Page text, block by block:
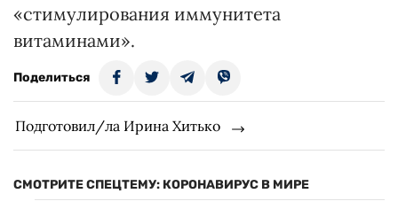
«стимулирования иммунитета
витаминами».
Поделиться
Подготовил/ла Ирина Хитько
СМОТРИТЕ СПЕЦТЕМУ: КОРОНАВИРУС В МИРЕ